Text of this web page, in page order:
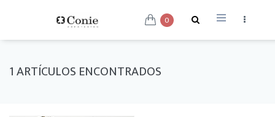
0
1 ARTÍCULOS ENCONTRADOS